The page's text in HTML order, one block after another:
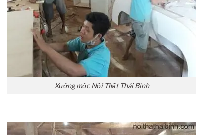
Xưởng mộc Nội Thất Thái Bình